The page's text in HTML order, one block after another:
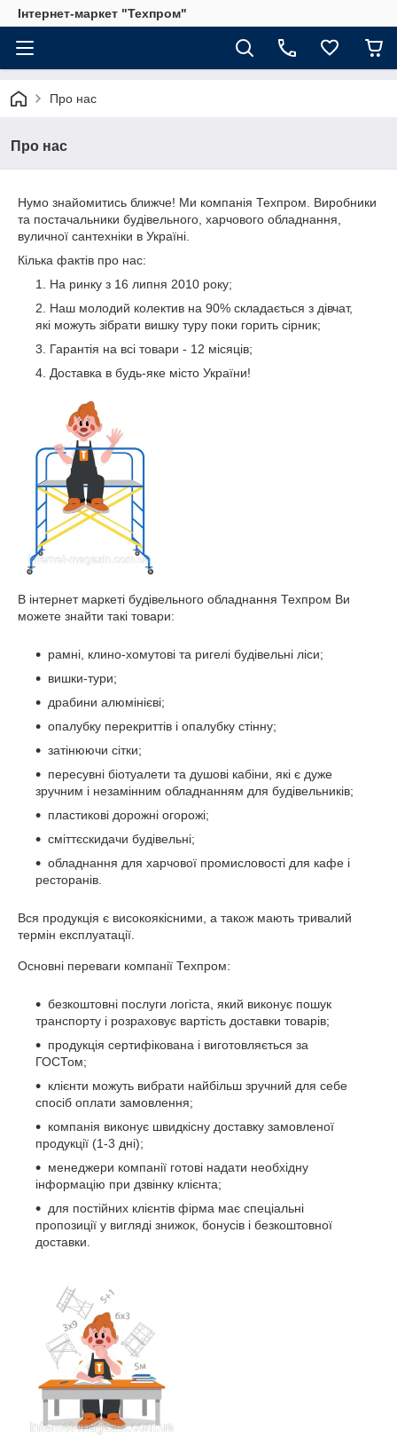
Інтернет-маркет "Техпром"
Про нас
Про нас
Нумо знайомитись ближче! Ми компанія Техпром. Виробники
та постачальники будівельного, харчового обладнання,
вуличної сантехніки в Україні.
Кілька фактів про нас:
На ринку з 16 липня 2010 року;
Наш молодий колектив на 90% складається з дівчат,
які можуть зібрати вишку туру поки горить сірник;
Гарантія на всі товари - 12 місяців;
Доставка в будь-яке місто України!
В інтернет маркеті будівельного обладнання Техпром Ви
можете знайти такі товари:
рамні, клино-хомутові та ригелі будівельні ліси;
вишки-тури;
драбини алюмінієві;
опалубку перекриттів і опалубку стінну;
затінюючи сітки;
пересувні біотуалети та душові кабіни, які є дуже
зручним і незамінним обладнанням для будівельників;
пластикові дорожні огорожі;
сміттєскидачи будівельні;
обладнання для харчової промисловості для кафе і
ресторанів.
Вся продукція є високоякісними, а також мають тривалий
термін експлуатації.
Основні переваги компанії Техпром:
безкоштовні послуги логіста, який виконує пошук
транспорту і розраховує вартість доставки товарів;
продукція сертифікована і виготовляється за
ГОСТом;
клієнти можуть вибрати найбільш зручний для себе
спосіб оплати замовлення;
компанія виконує швидкісну доставку замовленої
продукції (1-3 дні);
менеджери компанії готові надати необхідну
інформацію при дзвінку клієнта;
для постійних клієнтів фірма має спеціальні
пропозиції у вигляді знижок, бонусів і безкоштовної
доставки.